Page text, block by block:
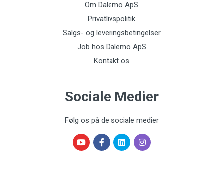
Om Dalemo ApS
Privatlivspolitik
Salgs- og leveringsbetingelser
Job hos Dalemo ApS
Kontakt os
Sociale Medier
Følg os på de sociale medier